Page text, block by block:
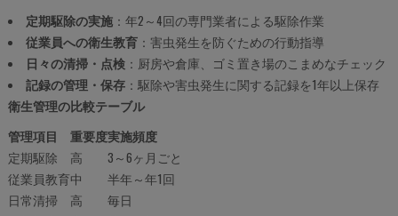
定期駆除の実施：年2～4回の専門業者による駆除作業
従業員への衛生教育：害虫発生を防ぐための行動指導
日々の清掃・点検：厨房や倉庫、ゴミ置き場のこまめなチェック
記録の管理・保存：駆除や害虫発生に関する記録を1年以上保存
衛生管理の比較テーブル
管理項目
重要度実施頻度
定期駆除
高
3～6ヶ月ごと
従業員教育中
半年～年1回
日常清掃
高
毎日